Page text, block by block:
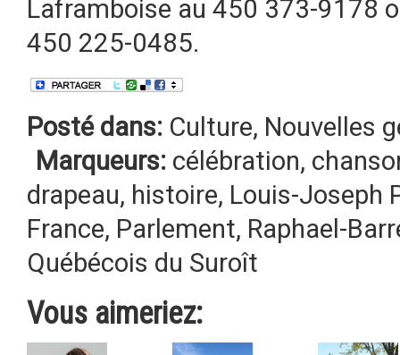
Laframboise au 450 373-9178
450 225-0485.
Posté dans: Culture, Nouvelles
Marqueurs: célébration,
drapeau, histoire, Louis-Joseph
France, Parlement, Raphael-
Québécois du Suroît
Vous aimeriez: